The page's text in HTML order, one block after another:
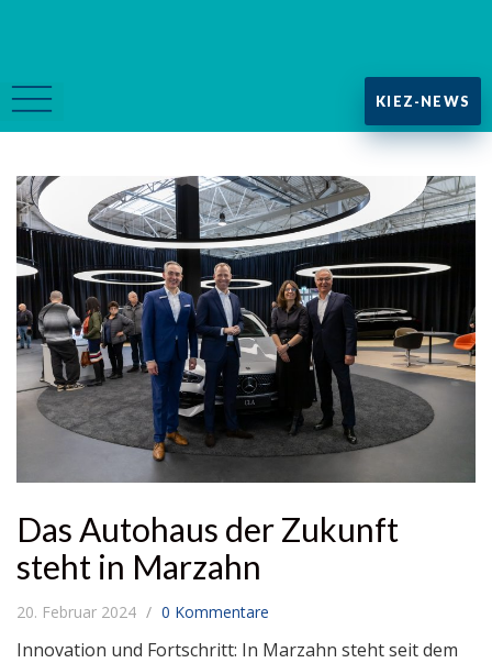
KIEZ-NEWS
Das Autohaus der Zukunft
steht in Marzahn
20. Februar 2024 0 Kommentare
Innovation und Fortschritt: In Marzahn steht seit dem